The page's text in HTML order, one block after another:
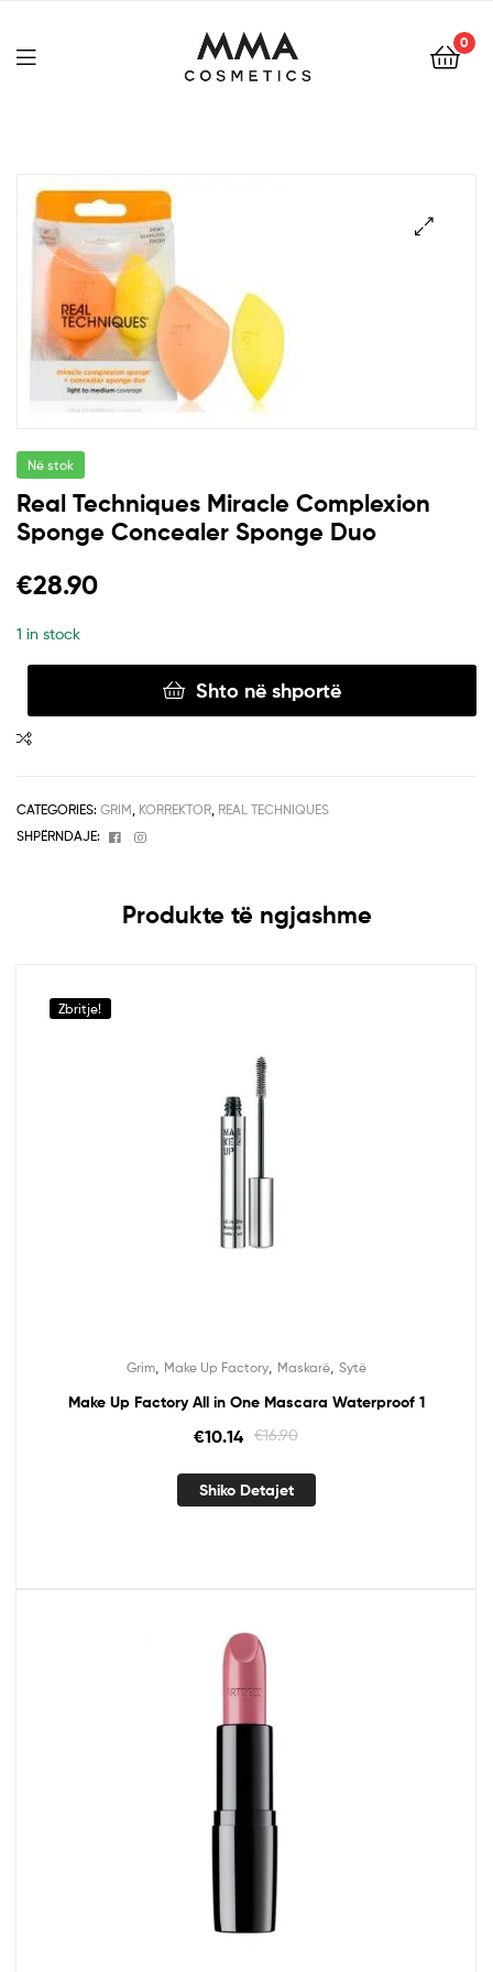
0
Në stok
Real Techniques Miracle Complexion
Sponge Concealer Sponge Duo
€28.90
1 in stock
Shto në shportë
CATEGORIES: GRIM KORREKTOR REAL TECHNIQUES
SHPËRNDAJE:
Facebook
Instagram
Produkte të ngjashme
Zbritje!
Grim, Make Up Factory, Maskarë, Sytë
Make Up Factory All in One Mascara Waterproof 1
€16.90
€10.14
Shiko Detajet